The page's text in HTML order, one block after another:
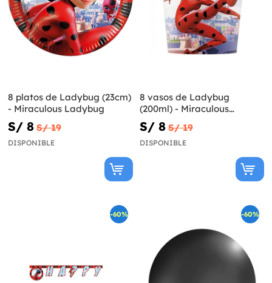
8 platos de Ladybug (23cm)
- Miraculous Ladybug
S/ 8 S/ 19
DISPONIBLE
8 vasos de Ladybug
(200ml) - Miraculous
Ladybug
S/ 8 S/ 19
DISPONIBLE
-60% -60%